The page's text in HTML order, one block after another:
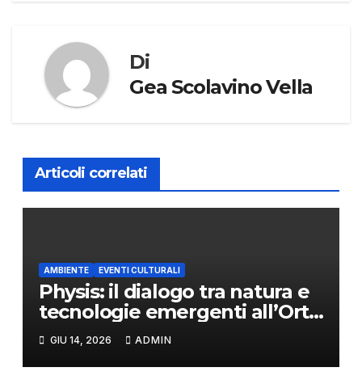
Di
Gea Scolavino Vella
Articoli correlati
AMBIENTE EVENTI CULTURALI
Physis: il dialogo tra natura e
tecnologie emergenti all’Orto
Botanico di Napoli
GIU 14, 2026 ADMIN